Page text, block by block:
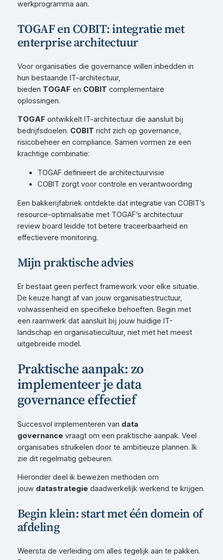
werkprogramma aan.
TOGAF en COBIT: integratie met
enterprise architectuur
Voor organisaties die governance willen inbedden in
hun bestaande IT-architectuur,
bieden TOGAF en COBIT complementaire
oplossingen.
TOGAF ontwikkelt IT-architectuur die aansluit bij
bedrijfsdoelen. COBIT richt zich op governance,
risicobeheer en compliance. Samen vormen ze een
krachtige combinatie:
TOGAF definieert de architectuurvisie
COBIT zorgt voor controle en verantwoording
Een bakkerijfabriek ontdekte dat integratie van COBIT’s
resource-optimalisatie met TOGAF’s architectuur
review board leidde tot betere traceerbaarheid en
effectievere monitoring.
Mijn praktische advies
Er bestaat geen perfect framework voor elke situatie.
De keuze hangt af van jouw organisatiestructuur,
volwassenheid en specifieke behoeften. Begin met
een raamwerk dat aansluit bij jouw huidige IT-
landschap en organisatiecultuur, niet met het meest
uitgebreide model.
Praktische aanpak: zo
implementeer je data
governance effectief
Succesvol implementeren van data
governance vraagt om een praktische aanpak. Veel
organisaties struikelen door te ambitieuze plannen. Ik
zie dit regelmatig gebeuren.
Hieronder deel ik bewezen methoden om
jouw datastrategie daadwerkelijk werkend te krijgen.
Begin klein: start met één domein of
afdeling
Weersta de verleiding om alles tegelijk aan te pakken.